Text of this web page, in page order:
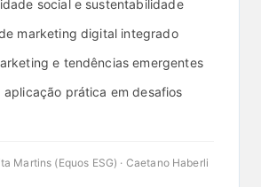
social e sustentabilidade
marketing digital integrado
e tendências emergentes
aplicação prática em desafios
Martins (Equos ESG) · Caetano Haberli